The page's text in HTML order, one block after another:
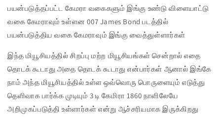
பயன்படுத்தப்பட்ட கேமரா வகைகளும் இங்கு உண்டு விளையாட்டு
வகை கேமராவும் உள்ளன 007 James Bond படத்தில்
பயன்படுத்திய வகை கேமராவும் இங்கு வைத்துள்ளார்கள்
இந்த மியூசியத்தில் சிறப்பு மற்ற மியூசியங்கள் சென்றால் எதை
தொடக் கூடாது அதை தொடக் கூடாது என்பார்கள் ஆனால் இங்கே
நாம் அந்த மியூசியத்தில் உள்ள ஒவ்வொரு பொருளையும் எடுத்து
தெளிவாக பார்க்க முடியும் 3 டி கேமிரா 1860 நாளிலேயே
அறிமுகப்படுத்தி உள்ளார்கள் என்று ஆச்சரியமாக இருக்கிறது